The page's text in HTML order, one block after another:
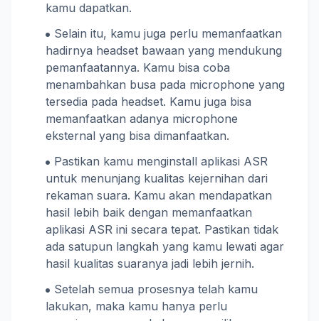
kamu dapatkan.
Selain itu, kamu juga perlu memanfaatkan
hadirnya headset bawaan yang mendukung
pemanfaatannya. Kamu bisa coba
menambahkan busa pada microphone yang
tersedia pada headset. Kamu juga bisa
memanfaatkan adanya microphone
eksternal yang bisa dimanfaatkan.
Pastikan kamu menginstall aplikasi ASR
untuk menunjang kualitas kejernihan dari
rekaman suara. Kamu akan mendapatkan
hasil lebih baik dengan memanfaatkan
aplikasi ASR ini secara tepat. Pastikan tidak
ada satupun langkah yang kamu lewati agar
hasil kualitas suaranya jadi lebih jernih.
Setelah semua prosesnya telah kamu
lakukan, maka kamu hanya perlu